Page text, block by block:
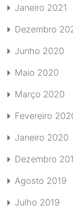
Janeiro 2021
Dezembro
Junho 2020
Maio 2020
Março 2020
Fevereiro
Janeiro 2020
Dezembro
Agosto 2019
Julho 2019